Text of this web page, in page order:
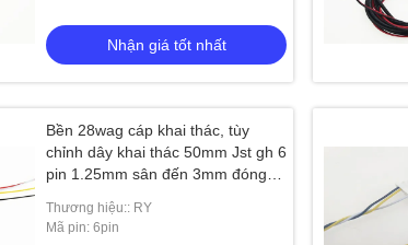
Nhận giá tốt nhất
Bền 28wag cáp khai thác, tùy
chỉnh dây khai thác 50mm Jst gh 6
pin 1.25mm sân đến 3mm đóng
Thương hiệu:: RY
Mã pin: 6pin